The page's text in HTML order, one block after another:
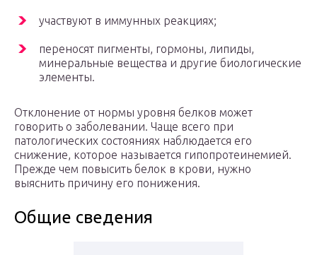
участвуют в иммунных реакциях;
переносят пигменты, гормоны, липиды,
минеральные вещества и другие биологические
элементы.
Отклонение от нормы уровня белков может
говорить о заболевании. Чаще всего при
патологических состояниях наблюдается его
снижение, которое называется гипопротеинемией.
Прежде чем повысить белок в крови, нужно
выяснить причину его понижения.
Общие сведения